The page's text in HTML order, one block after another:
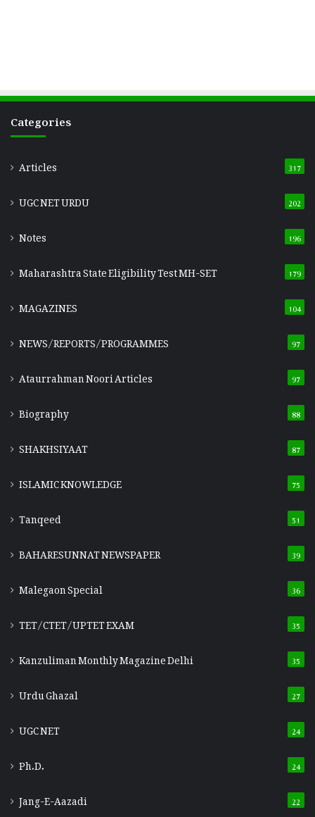
Categories
Articles 317
UGC NET URDU 202
Notes 196
Maharashtra State Eligibility TestMH-SET 179
MAGAZINES 104
NEWS/REPORTS/PROGRAMMES 97
Ataurrahman Noori Articles 97
Biography 88
SHAKHSIYAAT 87
ISLAMIC KNOWLEDGE 75
Tanqeed 51
BAHARESUNNAT NEWSPAPER 39
Malegaon Special 36
TET/CTET/UPTET EXAM 35
Kanzuliman Monthly Magazine Delhi 35
Urdu Ghazal 27
UGC NET 24
Ph.D. 24
Jang-E-Aazadi 22